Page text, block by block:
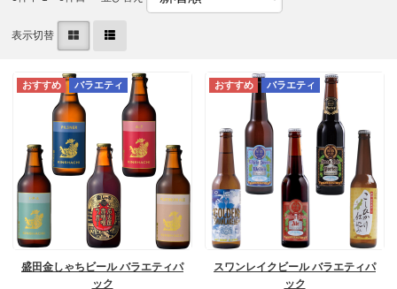
表示切替
バラエティ
盛田金しゃちビール バラエティパ
ック
バラエティ
スワンレイクビール バラエティパ
ック